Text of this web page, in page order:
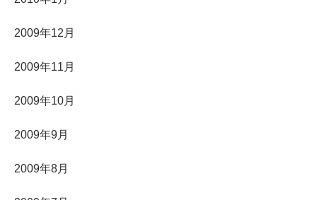
2009年12月
2009年11月
2009年10月
2009年9月
2009年8月